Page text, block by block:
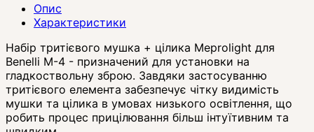
Опис
Характеристики
Набір тритієвого мушка + цілика Meprolight для
Benelli M-4 - призначений для установки на
гладкоствольну зброю. Завдяки застосуванню
тритієвого елемента забезпечує чітку видимість
мушки та цілика в умовах низького освітлення, що
робить процес прицілювання більш інтуїтивним та